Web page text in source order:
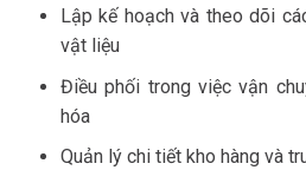
Lập kế hoạch và theo dõi
vật liệu
Điều phối trong việc vận
hóa
Quản lý chi tiết kho hàng và